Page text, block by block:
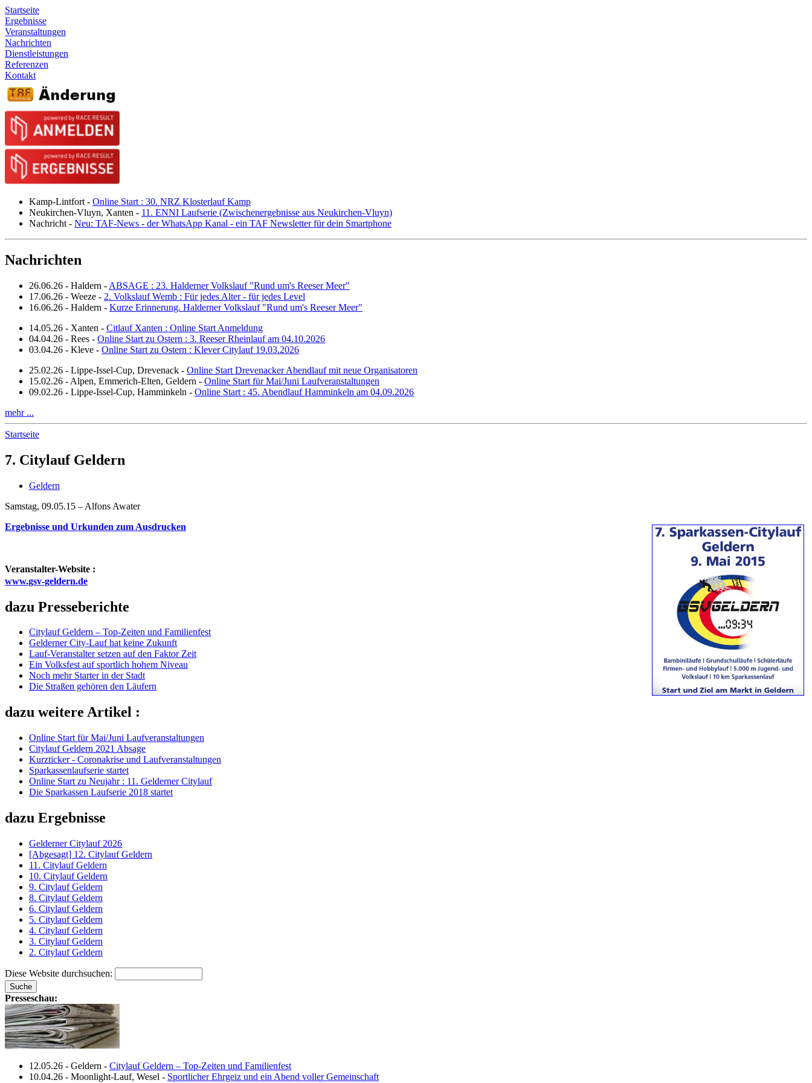
Startseite
Ergebnisse
Veranstaltungen
Nachrichten
Dienstleistungen
Referenzen
Kontakt
Kamp-Lintfort - Online Start : 30. NRZ Klosterlauf Kamp
Neukirchen-Vluyn, Xanten - 11. ENNI Laufserie (Zwischenergebnisse aus Neukirchen-Vluyn)
Nachricht - Neu: TAF-News - der WhatsApp Kanal - ein TAF Newsletter für dein Smartphone
Nachrichten
26.06.26 - Haldern - ABSAGE : 23. Halderner Volkslauf "Rund um's Reeser Meer"
17.06.26 - Weeze - 2. Volkslauf Wemb : Für jedes Alter - für jedes Level
16.06.26 - Haldern - Kurze Erinnerung. Halderner Volkslauf "Rund um's Reeser Meer"
14.05.26 - Xanten - Citlauf Xanten : Online Start Anmeldung
04.04.26 - Rees - Online Start zu Ostern : 3. Reeser Rheinlauf am 04.10.2026
03.04.26 - Kleve - Online Start zu Ostern : Klever Citylauf 19.03.2026
25.02.26 - Lippe-Issel-Cup, Drevenack - Online Start Drevenacker Abendlauf mit neue Organisatoren
15.02.26 - Alpen, Emmerich-Elten, Geldern - Online Start für Mai/Juni Laufveranstaltungen
09.02.26 - Lippe-Issel-Cup, Hamminkeln - Online Start : 45. Abendlauf Hamminkeln am 04.09.2026
mehr ...
Startseite
7. Citylauf Geldern
Geldern
Samstag, 09.05.15 – Alfons Awater
Ergebnisse und Urkunden zum Ausdrucken
Veranstalter-Website :
www.gsv-geldern.de
dazu Presseberichte
Citylauf Geldern – Top‑Zeiten und Familienfest
Gelderner City-Lauf hat keine Zukunft
Lauf-Veranstalter setzen auf den Faktor Zeit
Ein Volksfest auf sportlich hohem Niveau
Noch mehr Starter in der Stadt
Die Straßen gehören den Läufern
dazu weitere Artikel :
Online Start für Mai/Juni Laufveranstaltungen
Citylauf Geldern 2021 Absage
Kurzticker - Coronakrise und Laufveranstaltungen
Sparkassenlaufserie startet
Online Start zu Neujahr : 11. Gelderner Citylauf
Die Sparkassen Laufserie 2018 startet
dazu Ergebnisse
Gelderner Citylauf 2026
[Abgesagt] 12. Citylauf Geldern
11. Citylauf Geldern
10. Citylauf Geldern
9. Citylauf Geldern
8. Citylauf Geldern
6. Citylauf Geldern
5. Citylauf Geldern
4. Citylauf Geldern
3. Citylauf Geldern
2. Citylauf Geldern
Diese Website durchsuchen:
Presseschau:
12.05.26 - Geldern - Citylauf Geldern – Top‑Zeiten und Familienfest
10.04.26 - Moonlight-Lauf, Wesel - Sportlicher Ehrgeiz und ein Abend voller Gemeinschaft